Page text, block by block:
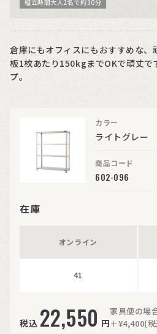
組立時間大人2名で約30分
倉庫にもオフィスにもおすすめな、
板1枚あたり150kgまでOKで頑丈で
プ。
カラー
ライトグレー
商品コード
602-096
在庫
オンライン
41
税込 22,550 円
家具便の場
＋¥4,400(